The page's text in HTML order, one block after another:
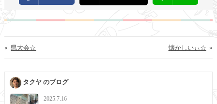
« 県大会☆ »
懐かしいぃ☆
タクヤ のブログ
2025.7.16